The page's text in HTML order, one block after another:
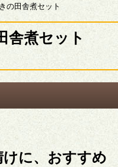
の田舎煮セット
舎煮セット
に、おすすめ